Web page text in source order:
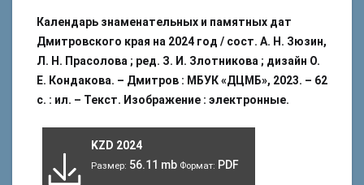
Календарь знаменательных и памятных дат
Дмитровского края на 2024 год / сост. А. Н. Зюзин,
Л. Н. Прасолова ; ред. З. И. Злотникова ; дизайн О.
Е. Кондакова. – Дмитров : МБУК «ДЦМБ», 2023. – 62
с. : ил. – Текст. Изображение : электронные.
KZD 2024
Размер: 56.11 mb Формат: PDF